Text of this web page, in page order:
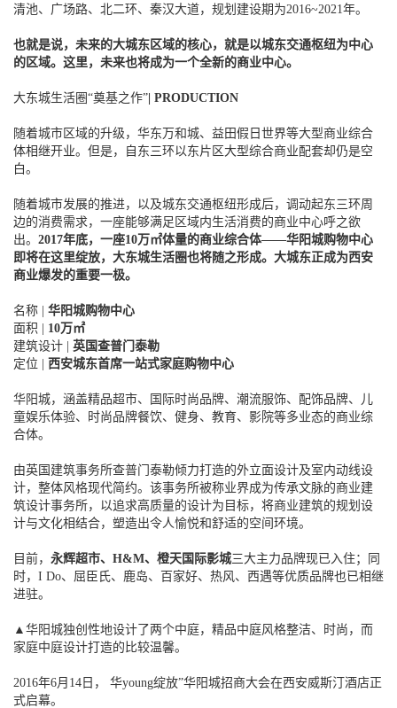
清池、广场路、北二环、秦汉大道，规划建设期为2016~2021年。
也就是说，未来的大城东区域的核心，就是以城东交通枢纽为中心
的区域。这里，未来也将成为一个全新的商业中心。
大东城生活圈“奠基之作” PRODUCTION
随着城市区域的升级，华东万和城、益田假日世界等大型商业综合
体相继开业。但是，
自东三环以东片区大型综合商业配套却仍是空
白。
随着城市发展的推进，以及城东交通枢纽形成后，调动起东三环周
边的消费需求，一座能够满足区域内生活消费的商业中心呼之欲
出。 2017年底，一座10万㎡体量的商业综合体——华阳城购物中心
即将在这里绽放，大东城生活圈也将随之形成。 大城东正成为西安
商业爆发的重要一极。
名称 | 华阳城购物中心
面积 | 10万㎡
建筑设计 |
英国查普门泰勒
定位 | 西安城东首席一站式家庭购物中心
华阳城，涵盖精品超市、国际时尚品牌、潮流服饰、配饰品牌、儿
童娱乐体验、时尚品牌餐饮、健身、教育、影院等多业态的商业综
合体。
由英国建筑事务所查普门泰勒倾力打造的外立面设计及室内动线设
计，整体风格现代简约。该事务所被称业界成为传承文脉的商业建
筑设计事务所，以追求高质量的设计为目标，将商业建筑的规划设
计与文化相结合，塑造出令人愉悦和舒适的空间环境。
目前， 永辉超市、H&M、橙天国际影城三大主力品牌现已入住；同
时，I Do、屈臣氏、鹿岛、百家好、热风、西遇等优质品牌也已相继
进驻。
▲华阳城独创性地设计了两个中庭，精品中庭风格整洁、时尚，而
家庭中庭设计打造的比较温馨。
2016年6月14日， 华young绽放”华阳城招商大会在西安威斯汀酒店正
式启幕。